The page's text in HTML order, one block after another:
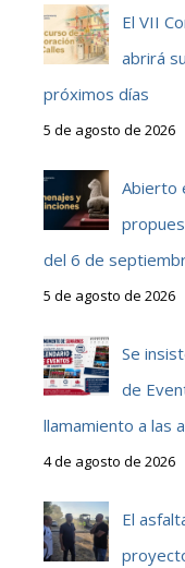
El VII
abrirá
próximos días
5 de agosto de 2026
Abierto
del 6 de
5 de agosto de 2026
Se
de
llamamiento a las
4 de agosto de 2026
El